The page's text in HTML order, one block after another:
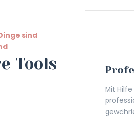
sind
Tools
Mit